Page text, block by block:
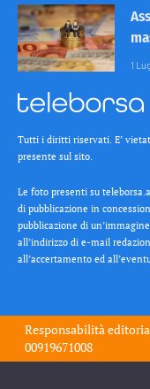
1
Tutti i diritti riservati. E’
presente sul sito.
Le foto presenti su
di pubblicazione in
pubblicazione di
all’indirizzo di e-mail
all’accertamento ed
Responsabilità
00919671008